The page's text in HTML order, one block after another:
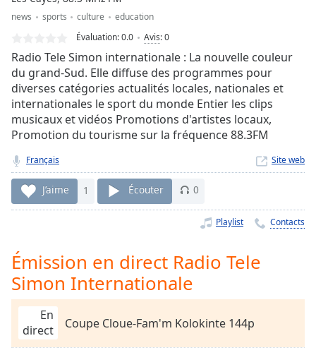
TypeLIVE
live,
currently
behind
liveLIVE
Remaining
Time-
Playback
Rate
Descriptions
descriptions
off,
selected
news sports culture
education
Évaluation:0.0 Avis:0
Radio Tele Simon internationale : La nouvelle couleur
du grand-Sud. Elle diffuse des programmes pour
diverses catégories actualités locales, nationales et
internationales le sport du monde Entier les clips
musicaux et vidéos Promotions d'artistes locaux,
Promotion du tourisme sur la fréquence 88.3FM
Français Site web
J’aime 1 Écouter 0
Playlist Contacts
Émission en direct Radio Tele
Simon Internationale
En
direct
Coupe Cloue-Fam'm Kolokinte 144p